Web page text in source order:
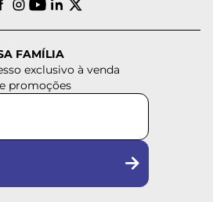
FAMÍLIA
exclusivo à venda
promoções